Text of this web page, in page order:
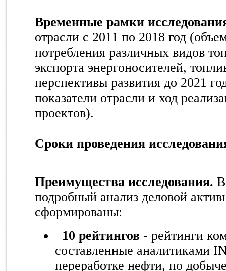
Временные рамки
отрасли с 2011 по 2018 год
потребления различных видов
экспорта энергоносителей,
перспективы развития до 2021
показатели отрасли и ход
проектов).
Сроки проведения
Преимущества исследования.
подробный анализ деловой
сформированы:
10 рейтингов - рейтинги
составленные аналитиками
переработке нефти, по